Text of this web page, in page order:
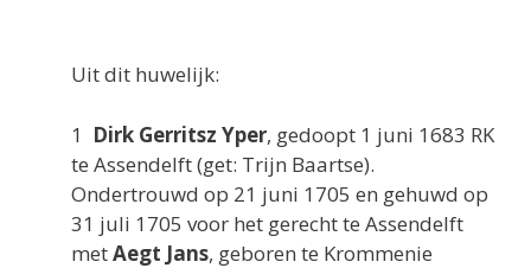
Uit dit huwelijk:
1 Dirk Gerritsz Yper, gedoopt 1 juni 1683 RK
te Assendelft (get: Trijn Baartse).
Ondertrouwd op 21 juni 1705 en gehuwd op
31 juli 1705 voor het gerecht te Assendelft
metAegt Jans, geboren te Krommenie